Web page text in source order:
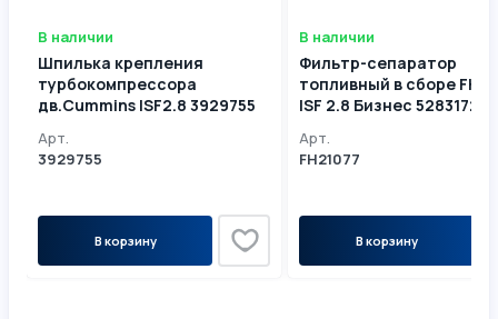
В наличии
Шпилька крепления
турбокомпрессора
дв.Cummins ISF2.8 3929755
Арт.
3929755
В корзину
В наличии
Фильтр-сепаратор
топливный в сборе
ISF 2.8 Бизнес 5283172
Арт.
FH21077
В корзину